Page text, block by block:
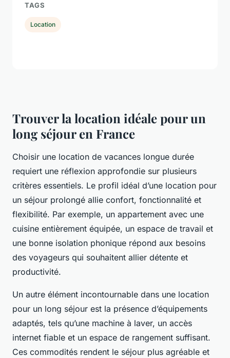
Trouver la location idéale pour un
long séjour en France
Choisir une location de vacances longue durée
requiert une réflexion approfondie sur plusieurs
critères essentiels. Le profil idéal d’une location pour
un séjour prolongé allie confort, fonctionnalité et
flexibilité. Par exemple, un appartement avec une
cuisine entièrement équipée, un espace de travail et
une bonne isolation phonique répond aux besoins
des voyageurs qui souhaitent allier détente et
productivité.
Un autre élément incontournable dans une location
pour un long séjour est la présence d’équipements
adaptés, tels qu’une machine à laver, un accès
internet fiable et un espace de rangement suffisant.
Ces commodités rendent le séjour plus agréable et
TAGS
Location